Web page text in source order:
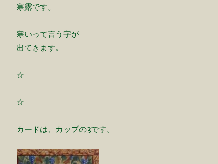
寒露です。
寒いって言う字が
出てきます。
☆
☆
カードは、カップの3です。